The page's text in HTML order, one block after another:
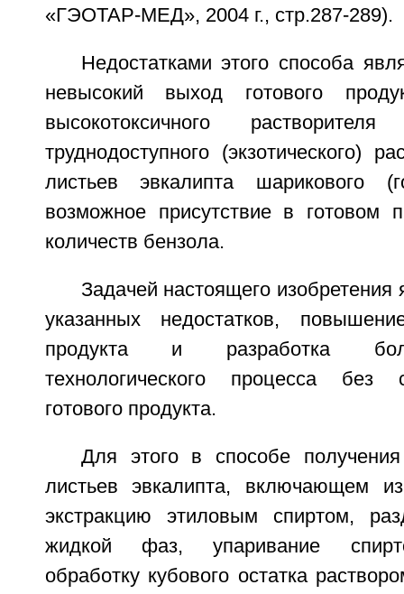
«ГЭОТАР-МЕД», 2004 г., стр.287-289).
Недостатками этого способа
невысокий выход готового
высокотоксичного
труднодоступного (экзотического)
листьев эвкалипта шарикового
возможное присутствие в готовом
количеств бензола.
Задачей настоящего изобретения
указанных недостатков,
продукта и разработка
технологического процесса без
готового продукта.
Для этого в способе
листьев эвкалипта, включающем
экстракцию этиловым спиртом,
жидкой фаз, упаривание
обработку кубового остатка